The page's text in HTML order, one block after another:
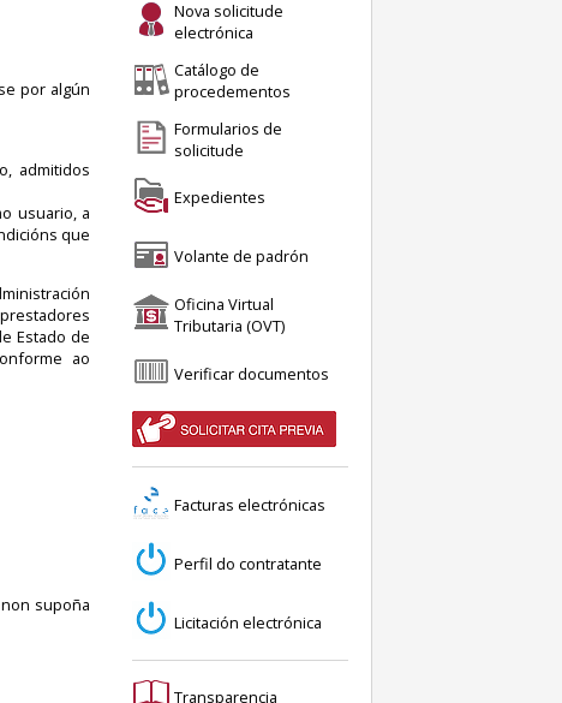
por algún
admitidos
usuario, a
que
Estado de
ao
supoña
Nova solicitude
electrónica
Catálogo de
procedementos
Formularios de
solicitude
Expedientes
Volante de padrón
Oficina Virtual
Tributaria (OVT)
Verificar documentos
Facturas electrónicas
Perfil do contratante
Licitación electrónica
Transparencia